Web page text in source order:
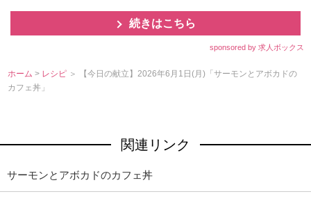
続きはこちら
sponsored by 求人ボックス
ホーム > レシピ ＞ 【今日の献立】2026年6月1日(月)「サーモンとアボカドの
カフェ丼」
関連リンク
サーモンとアボカドのカフェ丼